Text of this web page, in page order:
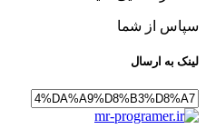
سپاس از شما
لینک به ارسال